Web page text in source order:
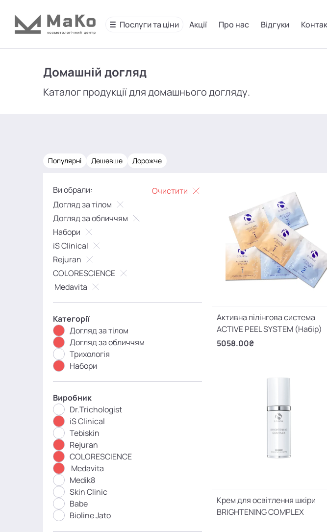
Послуги та ціни Акції Про нас Відгуки
Домашній догляд
Каталог продукції для домашнього догляду.
Популярні Дешевше Дорожче
Ви обрали:
Очистити
Догляд за тілом
Догляд за обличчям
Набори
iS Clinical
Rejuran
COLORESCIENCE
Medavita
Категорії
Догляд за тілом
Догляд за обличчям
Трихологія
Набори
Виробник
Dr.Trichologist
iS Clinical
Tebiskin
Rejuran
COLORESCIENCE
Medavita
Medik8
Skin Clinic
Babe
Bioline Jato
Активна пілінгова система
ACTIVE PEEL SYSTEM (Набір)
5058.00₴
Крем для освітлення шкіри
BRIGHTENING COMPLEX